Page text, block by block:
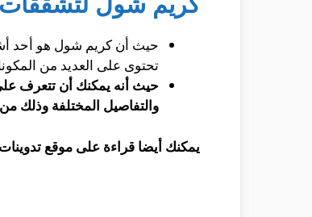
حيث أن كريم شول هو أحد
تحتوى على العديد من
حيث أنه يمكنك أن تتعرف
والتفاصيل المختلفة وذلك
يمكنك أيضا قراءة على موقع